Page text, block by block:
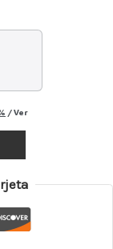
/Ver